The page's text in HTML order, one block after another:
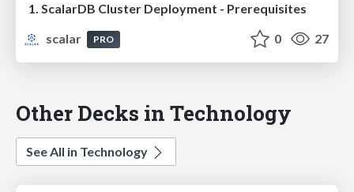
1. ScalarDB Cluster Deployment - Prerequisites
scalar
PRO 0 27
Other Decks in Technology
See All in Technology